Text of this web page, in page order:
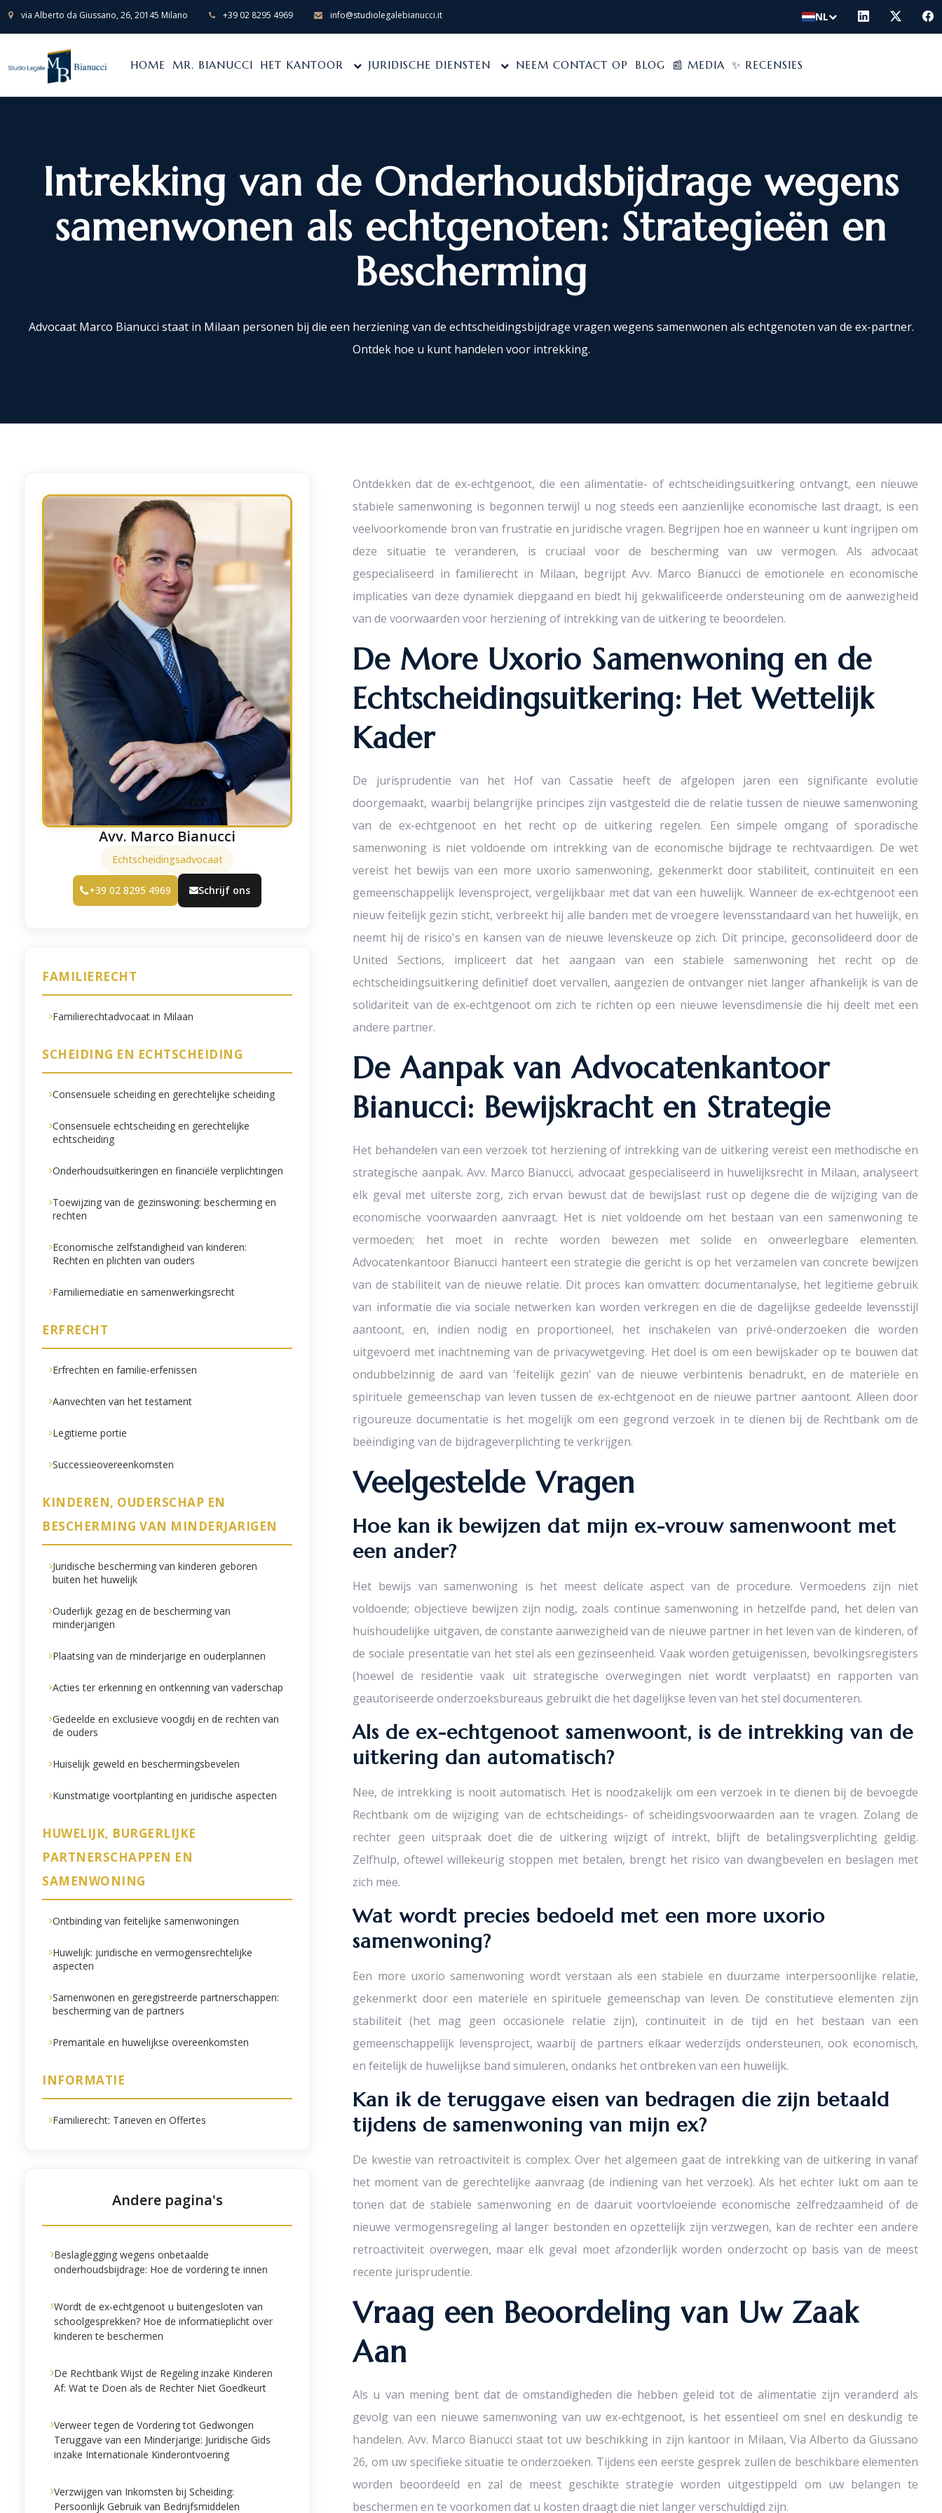
NL
via Alberto da Giussano, 26, 20145 Milano +39 02 8295 4969 info@studiolegalebianucci.it
HOME MR. BIANUCCI HET KANTOOR JURIDISCHE DIENSTEN NEEM CONTACT OP BLOG 📰 MEDIA ✨ RECENSIES
Intrekking van de Onderhoudsbijdrage wegens
samenwonen als echtgenoten: Strategieën en
Bescherming
Advocaat Marco Bianucci staat in Milaan personen bij die een herziening van de echtscheidingsbijdrage vragen wegens samenwonen als echtgenoten van de ex-partner.
Ontdek hoe u kunt handelen voor intrekking.
Avv. Marco Bianucci
Echtscheidingsadvocaat
+39 02 8295 4969 Schrijf ons
FAMILIERECHT
Familierechtadvocaat in Milaan
SCHEIDING EN ECHTSCHEIDING
Consensuele scheiding en gerechtelijke scheiding
Consensuele echtscheiding en gerechtelijke
echtscheiding
Onderhoudsuitkeringen en financiële verplichtingen
Toewijzing van de gezinswoning: bescherming en
rechten
Economische zelfstandigheid van kinderen:
Rechten en plichten van ouders
Familiemediatie en samenwerkingsrecht
ERFRECHT
Erfrechten en familie-erfenissen
Aanvechten van het testament
Legitieme portie
Successieovereenkomsten
KINDEREN, OUDERSCHAP EN
BESCHERMING VAN MINDERJARIGEN
Juridische bescherming van kinderen geboren
buiten het huwelijk
Ouderlijk gezag en de bescherming van
minderjarigen
Plaatsing van de minderjarige en ouderplannen
Acties ter erkenning en ontkenning van vaderschap
Gedeelde en exclusieve voogdij en de rechten van
de ouders
Huiselijk geweld en beschermingsbevelen
Kunstmatige voortplanting en juridische aspecten
HUWELIJK, BURGERLIJKE
PARTNERSCHAPPEN EN
SAMENWONING
Ontbinding van feitelijke samenwoningen
Huwelijk: juridische en vermogensrechtelijke
aspecten
Samenwonen en geregistreerde partnerschappen:
bescherming van de partners
Premaritale en huwelijkse overeenkomsten
INFORMATIE
Familierecht: Tarieven en Offertes
Andere pagina's
Beslaglegging wegens onbetaalde
onderhoudsbijdrage: Hoe de vordering te innen
Wordt de ex-echtgenoot u buitengesloten van
schoolgesprekken? Hoe de informatieplicht over
kinderen te beschermen
De Rechtbank Wijst de Regeling inzake Kinderen
Af: Wat te Doen als de Rechter Niet Goedkeurt
Verweer tegen de Vordering tot Gedwongen
Teruggave van een Minderjarige: Juridische Gids
inzake Internationale Kinderontvoering
Verzwijgen van Inkomsten bij Scheiding:
Persoonlijk Gebruik van Bedrijfsmiddelen
Ontdekken dat de ex-echtgenoot, die een alimentatie- of echtscheidingsuitkering ontvangt, een nieuwe
stabiele samenwoning is begonnen terwijl u nog steeds een aanzienlijke economische last draagt, is een
veelvoorkomende bron van frustratie en juridische vragen. Begrijpen hoe en wanneer u kunt ingrijpen om
deze situatie te veranderen, is cruciaal voor de bescherming van uw vermogen. Als advocaat
gespecialiseerd in familierecht in Milaan, begrijpt Avv. Marco Bianucci de emotionele en economische
implicaties van deze dynamiek diepgaand en biedt hij gekwalificeerde ondersteuning om de aanwezigheid
van de voorwaarden voor herziening of intrekking van de uitkering te beoordelen.
De More Uxorio Samenwoning en de
Echtscheidingsuitkering: Het Wettelijk
Kader
De jurisprudentie van het Hof van Cassatie heeft de afgelopen jaren een significante evolutie
doorgemaakt, waarbij belangrijke principes zijn vastgesteld die de relatie tussen de nieuwe samenwoning
van de ex-echtgenoot en het recht op de uitkering regelen. Een simpele omgang of sporadische
samenwoning is niet voldoende om intrekking van de economische bijdrage te rechtvaardigen. De wet
vereist het bewijs van een more uxorio samenwoning, gekenmerkt door stabiliteit, continuïteit en een
gemeenschappelijk levensproject, vergelijkbaar met dat van een huwelijk. Wanneer de ex-echtgenoot een
nieuw feitelijk gezin sticht, verbreekt hij alle banden met de vroegere levensstandaard van het huwelijk, en
neemt hij de risico's en kansen van de nieuwe levenskeuze op zich. Dit principe, geconsolideerd door de
United Sections, impliceert dat het aangaan van een stabiele samenwoning het recht op de
echtscheidingsuitkering definitief doet vervallen, aangezien de ontvanger niet langer afhankelijk is van de
solidariteit van de ex-echtgenoot om zich te richten op een nieuwe levensdimensie die hij deelt met een
andere partner.
De Aanpak van Advocatenkantoor
Bianucci: Bewijskracht en Strategie
Het behandelen van een verzoek tot herziening of intrekking van de uitkering vereist een methodische en
strategische aanpak. Avv. Marco Bianucci, advocaat gespecialiseerd in huwelijksrecht in Milaan, analyseert
elk geval met uiterste zorg, zich ervan bewust dat de bewijslast rust op degene die de wijziging van de
economische voorwaarden aanvraagt. Het is niet voldoende om het bestaan van een samenwoning te
vermoeden; het moet in rechte worden bewezen met solide en onweerlegbare elementen.
Advocatenkantoor Bianucci hanteert een strategie die gericht is op het verzamelen van concrete bewijzen
van de stabiliteit van de nieuwe relatie. Dit proces kan omvatten: documentanalyse, het legitieme gebruik
van informatie die via sociale netwerken kan worden verkregen en die de dagelijkse gedeelde levensstijl
aantoont, en, indien nodig en proportioneel, het inschakelen van privé-onderzoeken die worden
uitgevoerd met inachtneming van de privacywetgeving. Het doel is om een bewijskader op te bouwen dat
ondubbelzinnig de aard van 'feitelijk gezin' van de nieuwe verbintenis benadrukt, en de materiële en
spirituele gemeenschap van leven tussen de ex-echtgenoot en de nieuwe partner aantoont. Alleen door
rigoureuze documentatie is het mogelijk om een gegrond verzoek in te dienen bij de Rechtbank om de
beëindiging van de bijdrageverplichting te verkrijgen.
Veelgestelde Vragen
Hoe kan ik bewijzen dat mijn ex-vrouw samenwoont met
een ander?
Het bewijs van samenwoning is het meest delicate aspect van de procedure. Vermoedens zijn niet
voldoende; objectieve bewijzen zijn nodig, zoals continue samenwoning in hetzelfde pand, het delen van
huishoudelijke uitgaven, de constante aanwezigheid van de nieuwe partner in het leven van de kinderen, of
de sociale presentatie van het stel als een gezinseenheid. Vaak worden getuigenissen, bevolkingsregisters
(hoewel de residentie vaak uit strategische overwegingen niet wordt verplaatst) en rapporten van
geautoriseerde onderzoeksbureaus gebruikt die het dagelijkse leven van het stel documenteren.
Als de ex-echtgenoot samenwoont, is de intrekking van de
uitkering dan automatisch?
Nee, de intrekking is nooit automatisch. Het is noodzakelijk om een verzoek in te dienen bij de bevoegde
Rechtbank om de wijziging van de echtscheidings- of scheidingsvoorwaarden aan te vragen. Zolang de
rechter geen uitspraak doet die de uitkering wijzigt of intrekt, blijft de betalingsverplichting geldig.
Zelfhulp, oftewel willekeurig stoppen met betalen, brengt het risico van dwangbevelen en beslagen met
zich mee.
Wat wordt precies bedoeld met een more uxorio
samenwoning?
Een more uxorio samenwoning wordt verstaan als een stabiele en duurzame interpersoonlijke relatie,
gekenmerkt door een materiële en spirituele gemeenschap van leven. De constitutieve elementen zijn
stabiliteit (het mag geen occasionele relatie zijn), continuïteit in de tijd en het bestaan van een
gemeenschappelijk levensproject, waarbij de partners elkaar wederzijds ondersteunen, ook economisch,
en feitelijk de huwelijkse band simuleren, ondanks het ontbreken van een huwelijk.
Kan ik de teruggave eisen van bedragen die zijn betaald
tijdens de samenwoning van mijn ex?
De kwestie van retroactiviteit is complex. Over het algemeen gaat de intrekking van de uitkering in vanaf
het moment van de gerechtelijke aanvraag (de indiening van het verzoek). Als het echter lukt om aan te
tonen dat de stabiele samenwoning en de daaruit voortvloeiende economische zelfredzaamheid of de
nieuwe vermogensregeling al langer bestonden en opzettelijk zijn verzwegen, kan de rechter een andere
retroactiviteit overwegen, maar elk geval moet afzonderlijk worden onderzocht op basis van de meest
recente jurisprudentie.
Vraag een Beoordeling van Uw Zaak
Aan
Als u van mening bent dat de omstandigheden die hebben geleid tot de alimentatie zijn veranderd als
gevolg van een nieuwe samenwoning van uw ex-echtgenoot, is het essentieel om snel en deskundig te
handelen. Avv. Marco Bianucci staat tot uw beschikking in zijn kantoor in Milaan, Via Alberto da Giussano
26, om uw specifieke situatie te onderzoeken. Tijdens een eerste gesprek zullen de beschikbare elementen
worden beoordeeld en zal de meest geschikte strategie worden uitgestippeld om uw belangen te
beschermen en te voorkomen dat u kosten draagt die niet langer verschuldigd zijn.